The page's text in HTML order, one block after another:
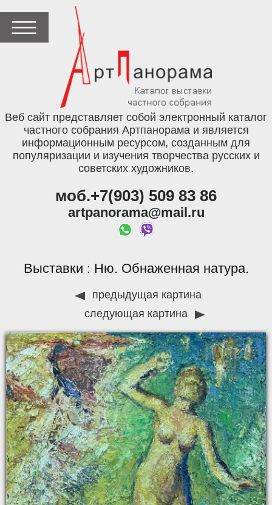
Веб сайт представляет собой электронный каталог
частного собрания Артпанорама и является
информационным ресурсом, созданным для
популяризации и изучения творчества русских и
советских художников.
моб.+7(903) 509 83 86
artpanorama@mail.ru
Выставки : Ню. Обнаженная натура.
предыдущая картина
следующая картина